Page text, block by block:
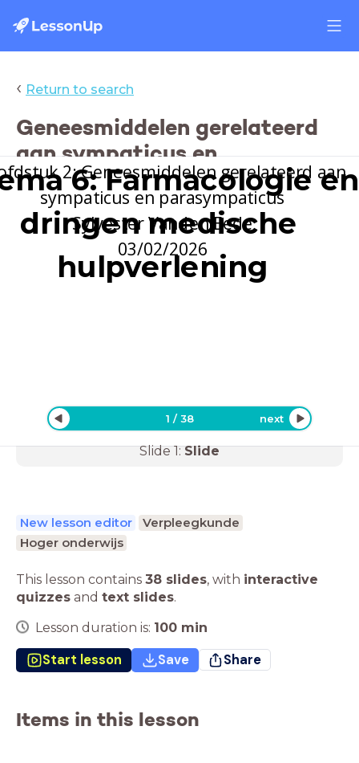
‹ Return to search
Geneesmiddelen gerelateerd
aan sympaticus en
parasympaticus
6: Farmacologie
dringen medische
hulpverlening
2: Geneesmiddelen gerelateerd aan
sympaticus en parasympaticus
Sylvester Vanden Eede
03/02/2026
1 /38 next
Slide1:Slide
New lesson editor
Verpleegkunde
Hoger onderwijs
This lesson contains 38 slides, with interactive
quizzes and text slides.
Lesson duration is: 100 min
Start lesson Save Share
Items in this lesson